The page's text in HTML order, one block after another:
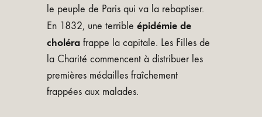
le peuple de Paris qui va la rebaptiser.
En 1832, une terrible épidémie de
choléra frappe la capitale. Les Filles de
la Charité commencent à distribuer les
premières médailles fraîchement
frappées aux malades.